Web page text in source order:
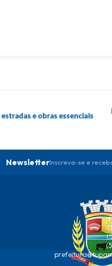
e obras essenciais
NewsletterInscreva-se e